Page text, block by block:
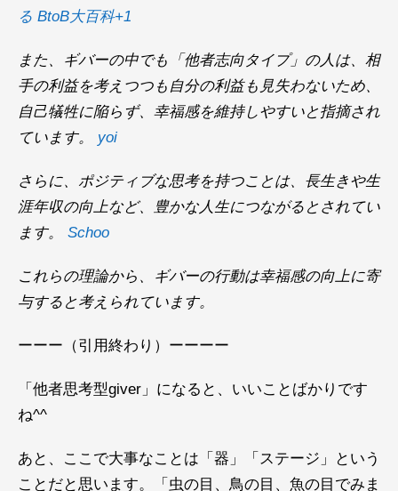
る BtoB大百科+1
また、ギバーの中でも「他者志向タイプ」の人は、相
手の利益を考えつつも自分の利益も見失わないため、
自己犠牲に陥らず、幸福感を維持しやすいと指摘され
ています。 ​ yoi
さらに、ポジティブな思考を持つことは、長生きや生
涯年収の向上など、豊かな人生につながるとされてい
ます。 ​ Schoo
これらの理論から、ギバーの行動は幸福感の向上に寄
与すると考えられています。
ーーー（引用終わり）ーーーー
「他者思考型giver」になると、いいことばかりです
ね^^
あと、ここで大事なことは「器」「ステージ」という
ことだと思います。「虫の目、鳥の目、魚の目でみま